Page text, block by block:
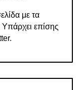
με τα
Υπάρχει επίσης